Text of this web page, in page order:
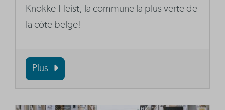
Knokke-Heist, la commune la plus verte de
la côte belge!
Plus